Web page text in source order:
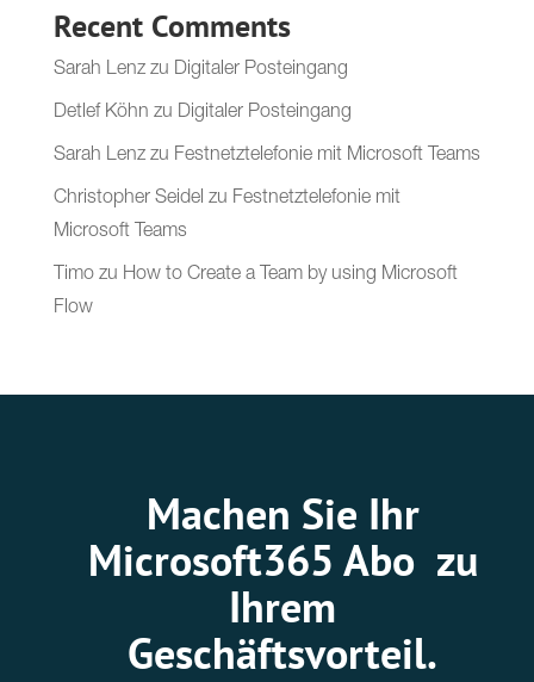
Recent Comments
Sarah Lenzzu Digitaler Posteingang
Detlef Köhn zu Digitaler Posteingang
Sarah Lenzzu Festnetztelefonie mit Microsoft Teams
Christopher Seidel zu Festnetztelefonie mit
Microsoft Teams
Timozu How to Create a Team by using Microsoft
Flow
Machen Sie Ihr
Microsoft365 Abo zu
Ihrem
Geschäftsvorteil.